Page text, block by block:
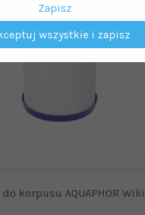
korpusu AQUAPHOR
Zapisz
wszystkie i zapisz